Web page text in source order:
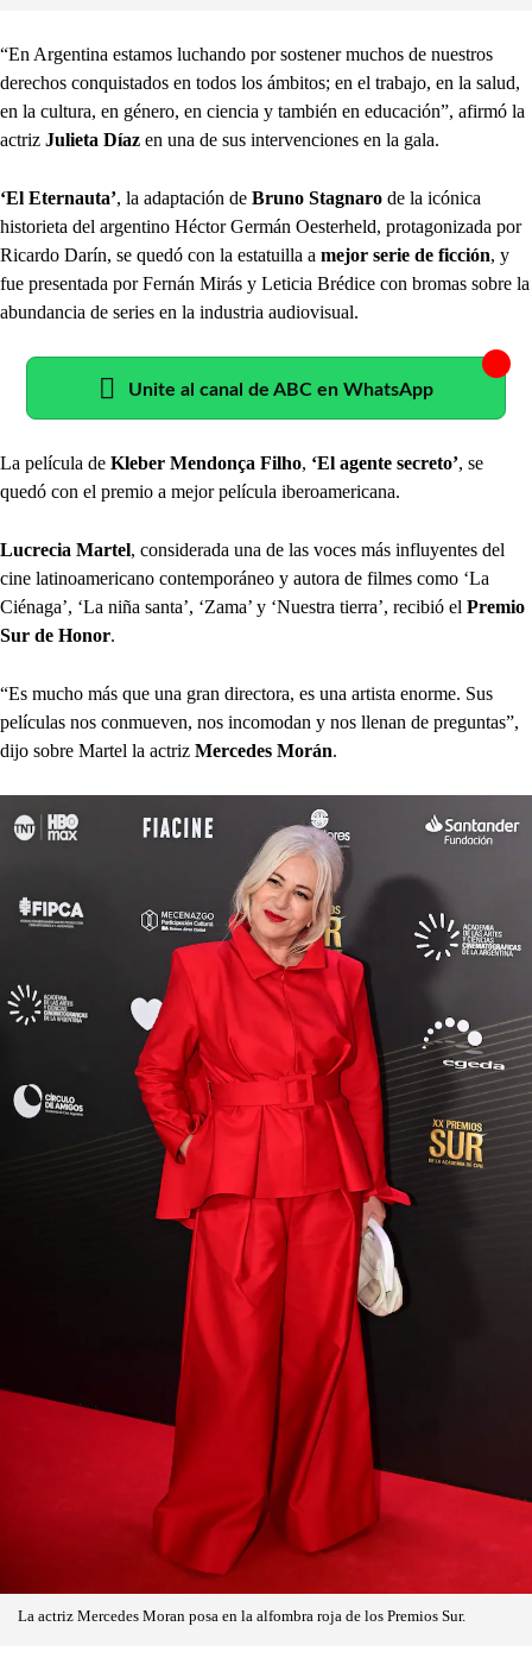
“En Argentina estamos luchando por sostener muchos de nuestros
derechos conquistados en todos los ámbitos; en el trabajo, en la salud,
en la cultura, en género, en ciencia y también en educación”, afirmó la
actriz Julieta Díaz en una de sus intervenciones en la gala.
‘El Eternauta’, la adaptación de Bruno Stagnaro de la icónica
historieta del argentino Héctor Germán Oesterheld, protagonizada por
Ricardo Darín, se quedó con la estatuilla a mejor serie de ficción, y
fue presentada por Fernán Mirás y Leticia Brédice con bromas sobre la
abundancia de series en la industria audiovisual.
Unite al canal de ABC en WhatsApp
La película de Kleber Mendonça Filho, ‘El agente secreto’, se
quedó con el premio a mejor película iberoamericana.
Lucrecia Martel, considerada una de las voces más influyentes del
cine latinoamericano contemporáneo y autora de filmes como ‘La
Ciénaga’, ‘La niña santa’, ‘Zama’ y ‘Nuestra tierra’, recibió el Premio
Sur de Honor.
“Es mucho más que una gran directora, es una artista enorme. Sus
películas nos conmueven, nos incomodan y nos llenan de preguntas”,
dijo sobre Martel la actriz Mercedes Morán.
La actriz Mercedes Moran posa en la alfombra roja de los Premios Sur.